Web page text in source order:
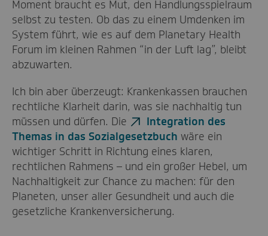
Moment braucht es Mut, den Handlungsspielraum
selbst zu testen. Ob das zu einem Umdenken im
System führt, wie es auf dem Planetary Health
Forum im kleinen Rahmen “in der Luft lag”, bleibt
abzuwarten.
Ich bin aber überzeugt: Krankenkassen brauchen
rechtliche Klarheit darin, was sie nachhaltig tun
müssen und dürfen. Die
Integration des
Themas in das Sozialgesetzbuch wäre ein
wichtiger Schritt in Richtung eines klaren,
rechtlichen Rahmens – und ein großer Hebel, um
Nachhaltigkeit zur Chance zu machen: für den
Planeten, unser aller Gesundheit und auch die
gesetzliche Krankenversicherung.